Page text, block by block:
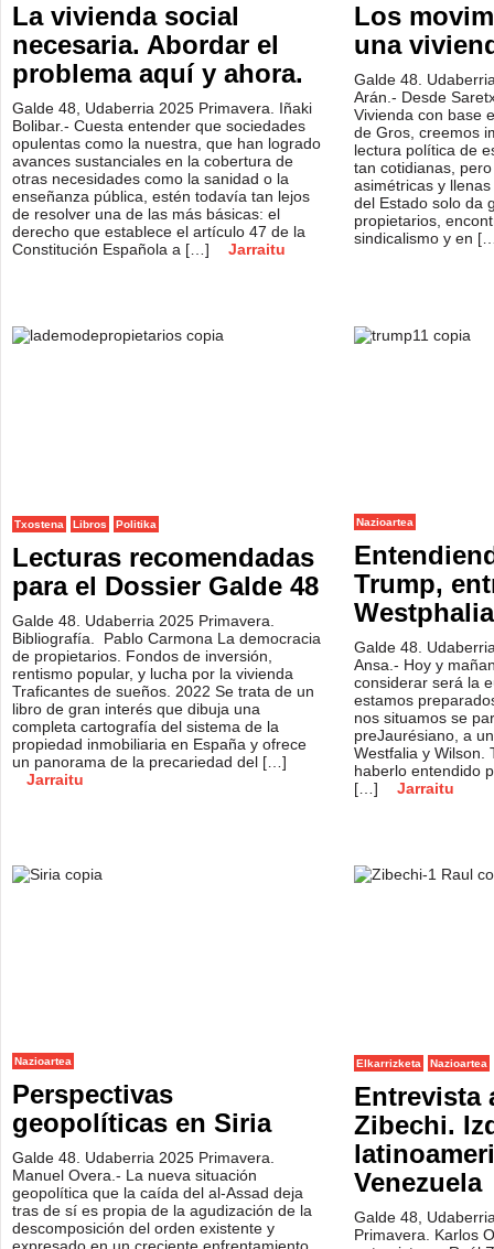
La vivienda social
necesaria. Abordar el
problema aquí y ahora.
Galde 48, Udaberria 2025 Primavera. Iñaki
Bolibar.- Cuesta entender que sociedades
opulentas como la nuestra, que han logrado
avances sustanciales en la cobertura de
otras necesidades como la sanidad o la
enseñanza pública, estén todavía tan lejos
de resolver una de las más básicas: el
derecho que establece el artículo 47 de la
Constitución Española a […]
Jarraitu
Los
una
Galde 48.
Arán.- Desde
Vivienda con base
de Gros, creemos
lectura política de
tan cotidianas,
asimétricas y
del Estado solo da
propietarios,
sindicalismo y en
Txostena Libros Politika
Lecturas recomendadas
para el Dossier Galde 48
Galde 48. Udaberria 2025 Primavera.
Bibliografía. Pablo Carmona La democracia
de propietarios. Fondos de inversión,
rentismo popular, y lucha por la vivienda
Traficantes de sueños. 2022 Se trata de un
libro de gran interés que dibuja una
completa cartografía del sistema de la
propiedad inmobiliaria en España y ofrece
un panorama de la precariedad del […]
Jarraitu
Nazioartea
Trump,
Westphalia
Galde 48.
Ansa.- Hoy y
considerar será la
estamos
nos situamos se
preJaurésiano, a
Westfalia y Wilson.
haberlo entendido
[…]
Jarraitu
Nazioartea
Perspectivas
geopolíticas en Siria
Galde 48. Udaberria 2025 Primavera.
Manuel Overa.- La nueva situación
geopolítica que la caída del al-Assad deja
tras de sí es propia de la agudización de la
descomposición del orden existente y
Elkarrizketa Nazioartea
Entrevista
Zibechi.
Venezuela
Galde 48,
Primavera. Karlos